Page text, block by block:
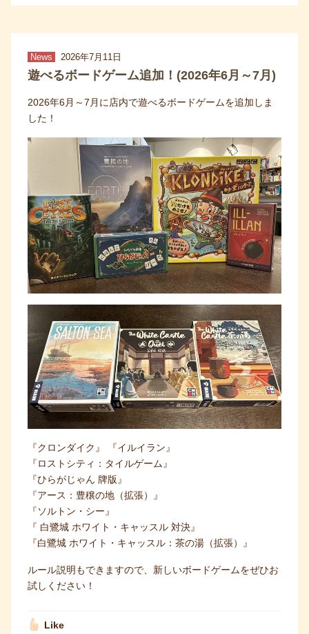
News 2026年7月11日
遊べるボードゲーム追加！(2026年6月～7月)
2026年6月～7月に店内で遊べるボードゲームを追加しま
した！
『クロンダイク』
『イルイラン』
『ロストシティ：タイルゲーム』
『ひらがじゃん 牌版』
『アース：豊穣の地（拡張）』
『ソルトン・シー』
『 白鷺城 ホワイト・キャッスル 対決』
『白鷺城 ホワイト・キャッスル：茶の湯（拡張）』
ルール説明もできますので、新しいボードゲームをぜひお
試しください！
Like